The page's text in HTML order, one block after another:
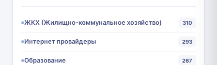
ЖКХ (Жилищно-коммунальное хозяйство) 310
Интернет провайдеры 293
Образование 267